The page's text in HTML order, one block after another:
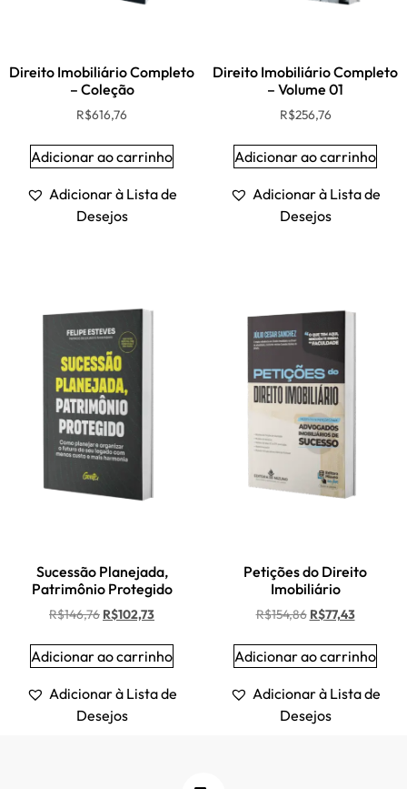
Direito Imobiliário Completo
– Coleção
R$616,76
Adicionar ao carrinho
Adicionar à Lista de
Desejos
Direito Imobiliário Completo
– Volume 01
R$256,76
Adicionar ao carrinho
Adicionar à Lista de
Desejos
Sucessão Planejada,
Patrimônio Protegido
R$146,76 R$102,73
Adicionar ao carrinho
Adicionar à Lista de
Desejos
Petições do Direito
Imobiliário
R$154,86 R$77,43
Adicionar ao carrinho
Adicionar à Lista de
Desejos